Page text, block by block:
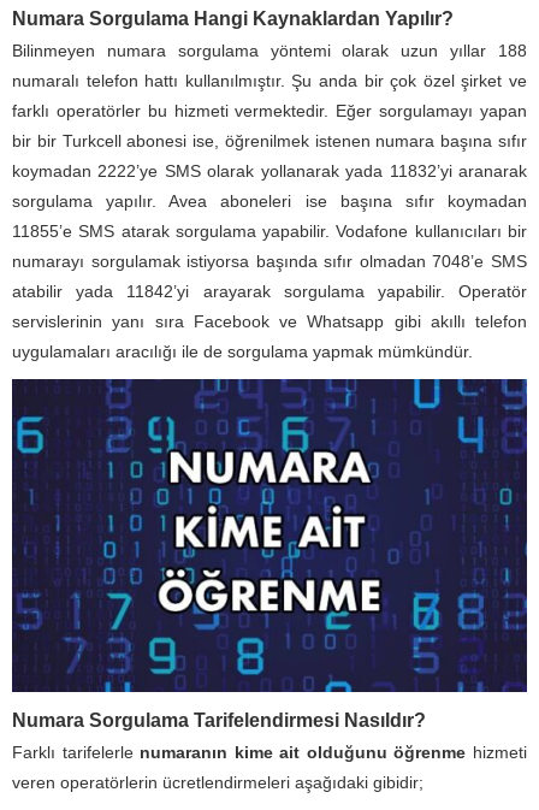
Numara Sorgulama Hangi Kaynaklardan Yapılır?
Bilinmeyen numara sorgulama yöntemi olarak uzun yıllar 188
numaralı telefon hattı kullanılmıştır. Şu anda bir çok özel şirket ve
farklı operatörler bu hizmeti vermektedir. Eğer sorgulamayı yapan
bir bir Turkcell abonesi ise, öğrenilmek istenen numara başına sıfır
koymadan 2222’ye SMS olarak yollanarak yada 11832’yi aranarak
sorgulama yapılır. Avea aboneleri ise başına sıfır koymadan
11855’e SMS atarak sorgulama yapabilir. Vodafone kullanıcıları bir
numarayı sorgulamak istiyorsa başında sıfır olmadan 7048’e SMS
atabilir yada 11842’yi arayarak sorgulama yapabilir. Operatör
servislerinin yanı sıra Facebook ve Whatsapp gibi akıllı telefon
uygulamaları aracılığı ile de sorgulama yapmak mümkündür.
Numara Sorgulama Tarifelendirmesi Nasıldır?
Farklı tarifelerle numaranın kime ait olduğunu öğrenme hizmeti
veren operatörlerin ücretlendirmeleri aşağıdaki gibidir;